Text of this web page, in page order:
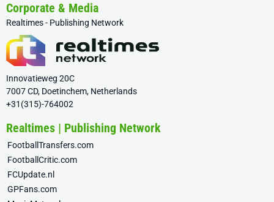
Corporate & Media
Realtimes - Publishing Network
Innovatieweg 20C
7007 CD, Doetinchem, Netherlands
+31(315)-764002
Realtimes | Publishing Network
FootballTransfers.com
FootballCritic.com
FCUpdate.nl
GPFans.com